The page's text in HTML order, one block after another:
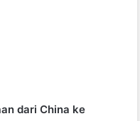
dari China ke